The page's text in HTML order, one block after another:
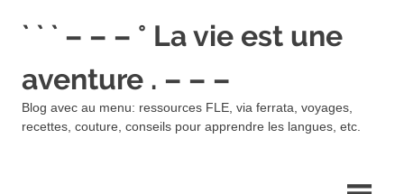
` ` ` – – – ° La vie est une
aventure . – – –
Blog avec au menu: ressources FLE, via ferrata, voyages,
recettes, couture, conseils pour apprendre les langues, etc.